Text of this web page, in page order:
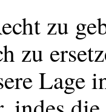
zu
zu
Lage